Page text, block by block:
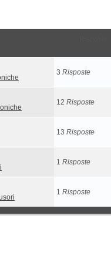
3 Risposte
12 Risposte
13 Risposte
1 Risposte
1 Risposte